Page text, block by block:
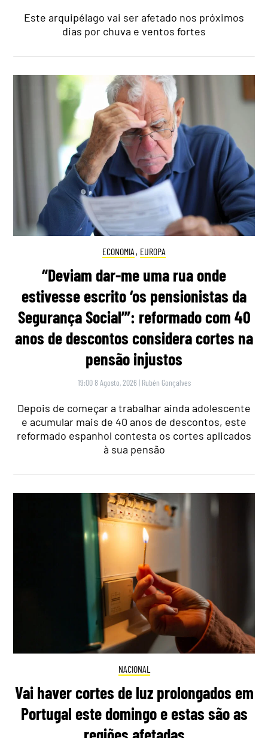
Este arquipélago vai ser afetado nos próximos
dias por chuva e ventos fortes
ECONOMIA , EUROPA
“Deviam dar-me uma rua onde
estivesse escrito ‘os pensionistas da
Segurança Social’”: reformado com 40
anos de descontos considera cortes na
pensão injustos
19:00 8 Agosto, 2026 | Rubén Gonçalves
Depois de começar a trabalhar ainda adolescente
e acumular mais de 40 anos de descontos, este
reformado espanhol contesta os cortes aplicados
à sua pensão
NACIONAL
Vai haver cortes de luz prolongados em
Portugal este domingo e estas são as